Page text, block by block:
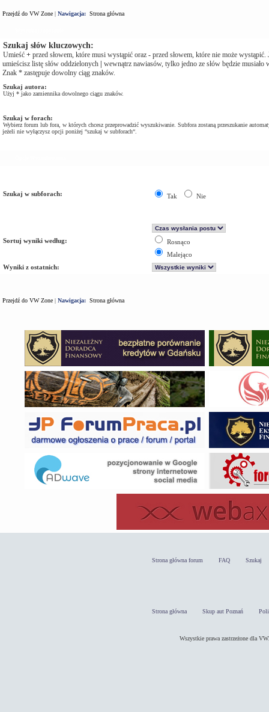
Przejdź do VW Zone | Nawigacja: Strona główna
Szukaj słów kluczowych:
Umieść + przed słowem, które musi wystąpić oraz - przed słowem, które nie może wystąpić.
umieścisz listę słów oddzielonych | wewnątrz nawiasów, tylko jedno ze słów będzie musiało
Znak * zastępuje dowolny ciąg znaków.
Szukaj autora:
Użyj * jako zamiennika dowolnego ciągu znaków.
Szukaj w forach:
Wybierz forum lub fora, w których chcesz przeprowadzić wyszukiwanie. Subfora zostaną przeszukanie
jeżeli nie wyłączysz opcji poniżej “szukaj w subforach“.
Szukaj w subforach: Tak Nie
Sortuj wyniki według:
Rosnąco
Malejąco
Wyniki z ostatnich:
Przejdź do VW Zone | Nawigacja: Strona główna
Strona główna forum FAQ Szukaj
Strona główna Skup aut Poznań
Wszystkie prawa zastrzeżone dla